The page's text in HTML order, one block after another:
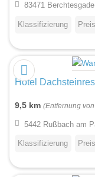
83471
Klassifizierung
Hotel
9,5 km (Entfernung
5442 Rußbach am
Klassifizierung